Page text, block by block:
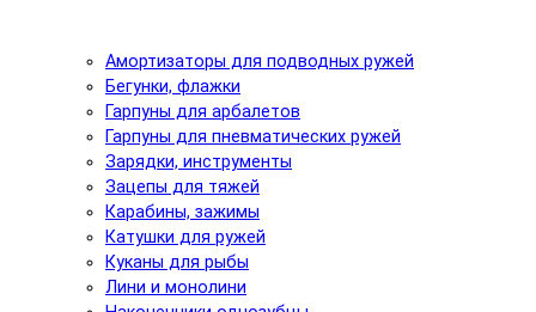
Амортизаторы для подводных ружей
Бегунки, флажки
Гарпуны для арбалетов
Гарпуны для пневматических ружей
Зарядки, инструменты
Зацепы для тяжей
Карабины, зажимы
Катушки для ружей
Куканы для рыбы
Лини и монолини